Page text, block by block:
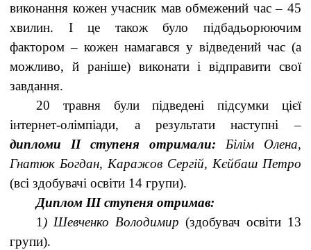
виконання кожен учасник мав обмежений час – 45
хвилин. І це також було підбадьорюючим
фактором – кожен намагався у відведений час (а
можливо, й раніше) виконати і відправити свої
завдання.
20 травня були підведені підсумки цієї
інтернет-олімпіади, а результати наступні –
дипломи ІІ ступеня отримали:
Білім Олена,
Гнатюк Богдан, Каражов Сергій, Кєйбаш Петро
(всі здобувачі освіти 14 групи).
Диплом ІІІ ступеня отримав:
1) Шевченко Володимир (здобувач освіти 13
групи).